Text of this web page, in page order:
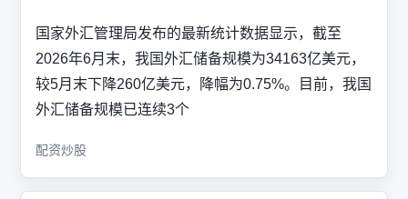
国家外汇管理局发布的最新统计数据显示，截至
2026年6月末，我国外汇储备规模为34163亿美元，
较5月末下降260亿美元，降幅为0.75%。目前，我国
外汇储备规模已连续3个
配资炒股